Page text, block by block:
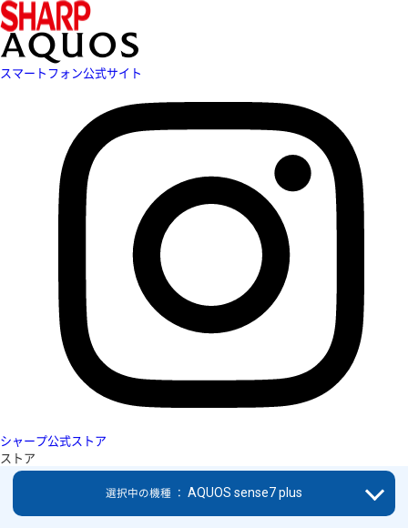
スマートフォン公式サイト
シャープ公式ストア
ストア
選択中の機種 ： AQUOS sense7 plus